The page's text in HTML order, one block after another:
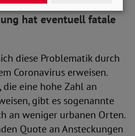
hat eventuell fatale
diese Problematik durch
Coronavirus erweisen.
die eine hohe Zahl an
gibt es sogenannte
an weniger urbanen Orten.
Quote an Ansteckungen